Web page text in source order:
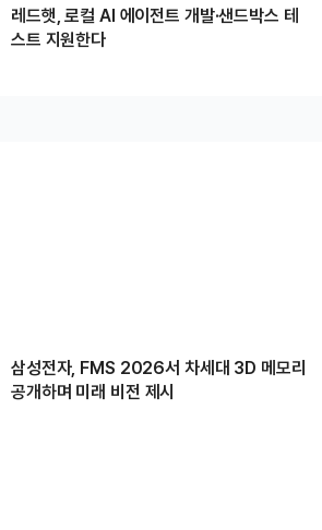
레드햇, 로컬 AI 에이전트 개발·샌드박스 테
스트 지원한다
삼성전자, FMS 2026서 차세대 3D 메모리
공개하며 미래 비전 제시